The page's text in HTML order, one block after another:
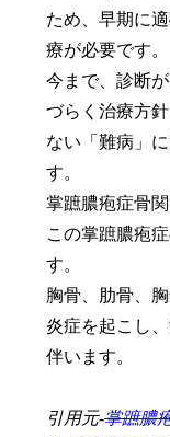
ため、早期に
療が必要です。
今まで、診断
づらく治療方
ない「難病」
す。
掌蹠膿疱症骨
この掌蹠膿疱
す。
胸骨、肋骨、
炎症を起こし
伴います。
引用元-掌蹠膿